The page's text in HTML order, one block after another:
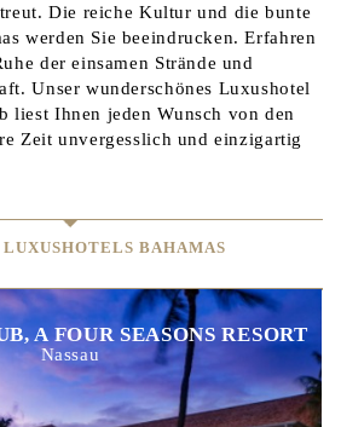
Die reiche Kultur und die bunte
werden Sie beeindrucken. Erfahren
der einsamen Strände und
Unser wunderschönes Luxushotel
liest Ihnen jeden Wunsch von den
Zeit unvergesslich und einzigartig
BAHAMAS
A FOUR SEASONS RESORT
Nassau